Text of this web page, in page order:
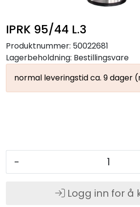
IPRK 95/44 L.3
Produktnummer: 50022681
Lagerbeholdning: Bestillingsvare
normal leveringstid ca. 9 dager
-
Logg inn for å